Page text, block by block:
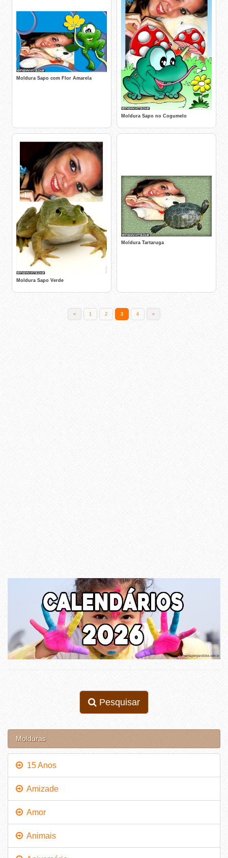
Moldura Sapo com Flor Amarela
Moldura Sapo no Cogumelo
Moldura Sapo Verde
Moldura Tartaruga
« 1 2 3 4 »
Pesquisar
Molduras
15 Anos
Amizade
Amor
Animais